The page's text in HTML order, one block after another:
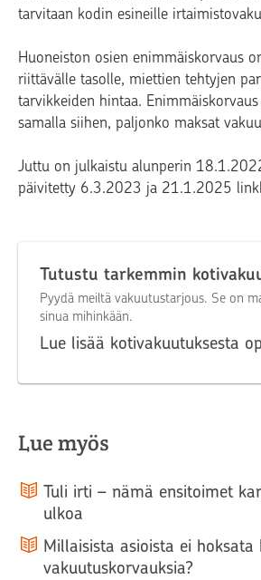
tarvitaan kodin esineille
Huoneiston osien enimmäiskorvaus
riittävälle tasolle, miettien tehtyjen
tarvikkeiden hintaa.
samalla siihen, paljonko maksat
Juttu on julkaistu alunperin
päivitetty 6.3.2023 ja 21.1.2025
Tutustu tarkemmin
Pyydä meiltä vakuutustarjous. Se on
sinua mihinkään.
Lue lisää kotivakuutuksesta
Lue myös
Tuli irti – nämä ensitoimet
ulkoa
Millaisista asioista ei hoksata
vakuutuskorvauksia?